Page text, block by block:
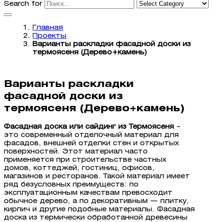
Search for
Главная
Проекты
Варианты раскладки фасадной доски из
термоясеня (Дерево+камень)
Варианты раскладки
фасадной доски из
термоясеня (Дерево+камень)
Фасадная доска или сайдинг из Термоясеня –
это современный отделочный материал для
фасадов, внешней отделки стен и открытых
поверхностей. Этот материал часто
применяется при строительстве частных
домов, коттеджей, гостиниц, офисов,
магазинов и ресторанов. Такой материал имеет
ряд безусловных преимуществ: по
эксплуатационным качествам превосходит
обычное дерево, а по декоративным — плитку,
кирпич и другие подобные материалы. Фасадная
доска из термически обработанной древесины